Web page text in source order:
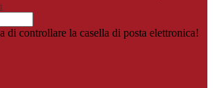
di controllare la casella di posta elettronica!